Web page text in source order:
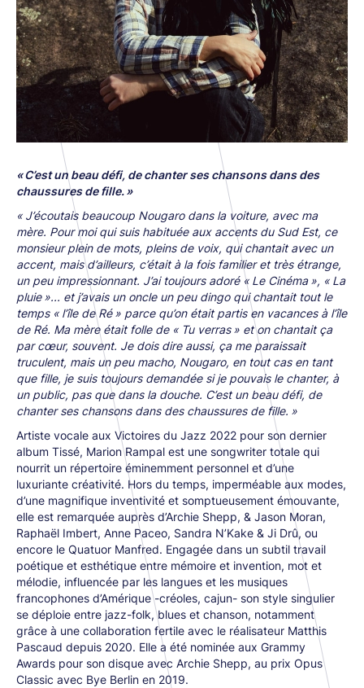
« C’est un beau défi, de chanter ses chansons dans des
chaussures de fille. »
« J’écoutais beaucoup Nougaro dans la voiture, avec ma
mère. Pour moi qui suis habituée aux accents du Sud Est, ce
monsieur plein de mots, pleins de voix, qui chantait avec un
accent, mais d’ailleurs, c’était à la fois familier et très étrange,
un peu impressionnant. J’ai toujours adoré « Le Cinéma », « La
pluie »... et j’avais un oncle un peu dingo qui chantait tout le
temps « l’île de Ré » parce qu’on était partis en vacances à l’île
de Ré. Ma mère était folle de « Tu verras » et on chantait ça
par cœur, souvent. Je dois dire aussi, ça me paraissait
truculent, mais un peu macho, Nougaro, en tout cas en tant
que fille, je suis toujours demandée si je pouvais le chanter, à
un public, pas que dans la douche. C’est un beau défi, de
chanter ses chansons dans des chaussures de fille. »
Artiste vocale aux Victoires du Jazz 2022 pour son dernier
album Tissé, Marion Rampal est une songwriter totale qui
nourrit un répertoire éminemment personnel et d’une
luxuriante créativité. Hors du temps, imperméable aux modes,
d’une magnifique inventivité et somptueusement émouvante,
elle est remarquée auprès d’Archie Shepp, & Jason Moran,
Raphaël Imbert, Anne Paceo, Sandra N’Kake & Ji Drû, ou
encore le Quatuor Manfred. Engagée dans un subtil travail
poétique et esthétique entre mémoire et invention, mot et
mélodie, influencée par les langues et les musiques
francophones d’Amérique -créoles, cajun- son style singulier
se déploie entre jazz-folk, blues et chanson, notamment
grâce à une collaboration fertile avec le réalisateur Matthis
Pascaud depuis 2020. Elle a été nominée aux Grammy
Awards pour son disque avec Archie Shepp, au prix Opus
Classic avec Bye Berlin en 2019.